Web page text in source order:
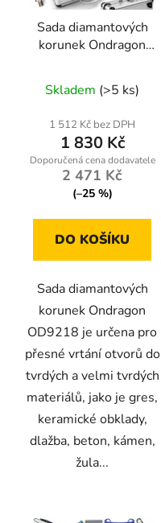
Sada diamantových
korunek Ondragon
M14, 11 ks, na gres,
obklady, beton a kámen
Skladem (>5 ks)
1 512 Kč bez DPH
1 830 Kč
2 471 Kč
(–25 %)
DO KOŠÍKU
Sada diamantových
korunek Ondragon
OD9218 je určena pro
přesné vrtání otvorů do
tvrdých a velmi tvrdých
materiálů, jako je gres,
keramické obklady,
dlažba, beton, kámen,
žula...